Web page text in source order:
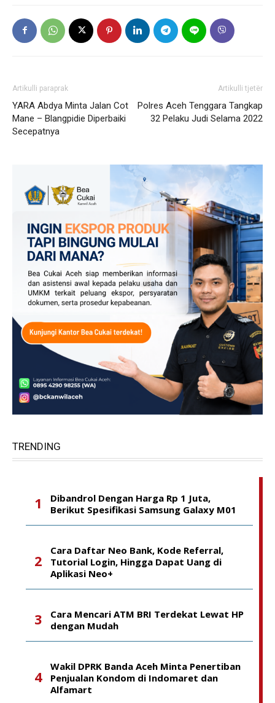
Artikulli paraprak
YARA Abdya Minta Jalan Cot
Mane – Blangpidie Diperbaiki
Secepatnya
Artikulli tjetër
Polres Aceh Tenggara Tangkap
32 Pelaku Judi Selama 2022
TRENDING
Dibandrol Dengan Harga Rp 1 Juta,
Berikut Spesifikasi Samsung Galaxy M01
Cara Daftar Neo Bank, Kode Referral,
Tutorial Login, Hingga Dapat Uang di
Aplikasi Neo+
Cara Mencari ATM BRI Terdekat Lewat HP
dengan Mudah
Wakil DPRK Banda Aceh Minta Penertiban
Penjualan Kondom di Indomaret dan
Alfamart